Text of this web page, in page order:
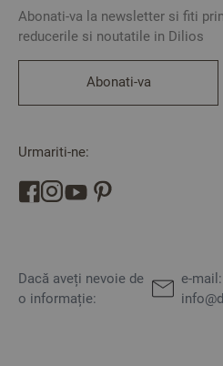
Abonati-va la newsletter si fiti
reducerile si noutatile in Dilios
Abonati-va
Urmariti-ne:
Dacă aveți nevoie de
o informație:
e-mail: